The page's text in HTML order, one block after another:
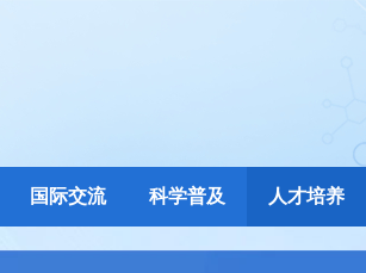
国际交流 科学普及 人才培养